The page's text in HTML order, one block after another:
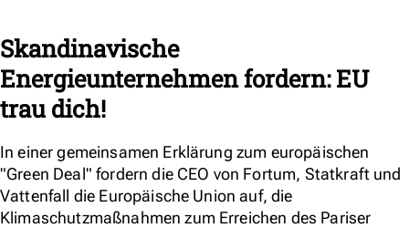
Skandinavische
Energieunternehmen fordern: EU
trau dich!
In einer gemeinsamen Erklärung zum europäischen
"Green Deal" fordern die CEO von Fortum, Statkraft und
Vattenfall die Europäische Union auf, die
Klimaschutzmaßnahmen zum Erreichen des Pariser